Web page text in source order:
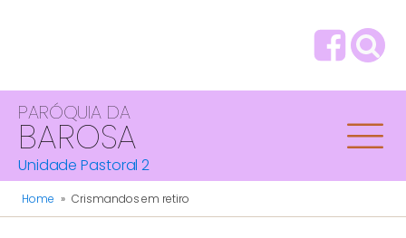
PARÓQUIA DA
BAROSA
Unidade Pastoral 2
Home » Crismandos em retiro